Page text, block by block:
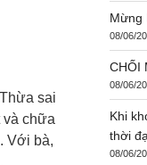
sai
và chữa
Với bà,
Mừng
08/06/
CHỐI
08/06/
Khi
thời
08/06/